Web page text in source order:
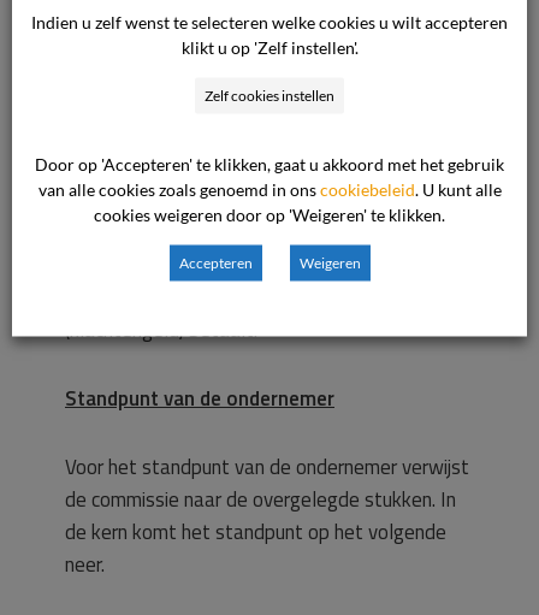
uitgevoerd.
Ter zitting heeft de consument voor zover van
In het kader van een minnelijke regeling van het
geschil van partijen kan de consument ermee
akkoord gaan dat de ondernemer aan hem
(klachtengeld) betaalt.
Standpunt van de ondernemer
Voor het standpunt van de ondernemer verwijst
de commissie naar de overgelegde stukken. In
de kern komt het standpunt op het volgende
neer.
Indien u zelf wenst te selecteren welke cookies u wilt accepteren
klikt u op 'Zelf instellen'.
Zelf cookies instellen
Door op 'Accepteren' te klikken, gaat u akkoord met het gebruik
van alle cookies zoals genoemd in onscookiebeleid . U kunt alle
cookies weigeren door op 'Weigeren' te klikken.
Accepteren Weigeren